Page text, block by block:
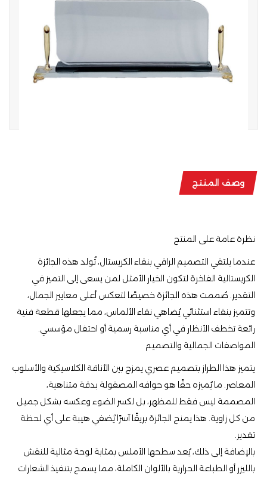
وصف المنتج
نظرة عامة على المنتج
عندما يلتقي التصميم الراقي بنقاء الكريستال، تُولد هذه الجائزة
الكريستالية الفاخرة لتكون الخيار الأمثل لمن يسعى إلى التميز في
التقدير. صُممت هذه الجائزة خصيصًا لتعكس أعلى معايير الجمال،
وتتميز بنقاء استثنائي يُضاهي نقاء الألماس، مما يجعلها قطعة فنية
رائعة تخطف الأنظار في أي مناسبة رسمية أو احتفال مؤسسي.
المواصفات الجمالية والتصميم
يتميز هذا الطراز بتصميم عصري يمزج بين الأناقة الكلاسيكية والأسلوب
المعاصر. ما يُميزه حقًا هو حوافه المصقولة بدقة متناهية،
المصممة ليس فقط للمظهر، بل لكسر الضوء وعكسه بشكل جميل
من كل زاوية. هذا يمنح الجائزة بريقًا آسرًا يُضفي هيبة على أي لحظة
تقدير.
بالإضافة إلى ذلك، يُعد سطحها الأملس بمثابة لوحة مثالية للنقش
بالليزر أو الطباعة الحرارية بالألوان الكاملة، مما يسمح بتنفيذ الشعارات